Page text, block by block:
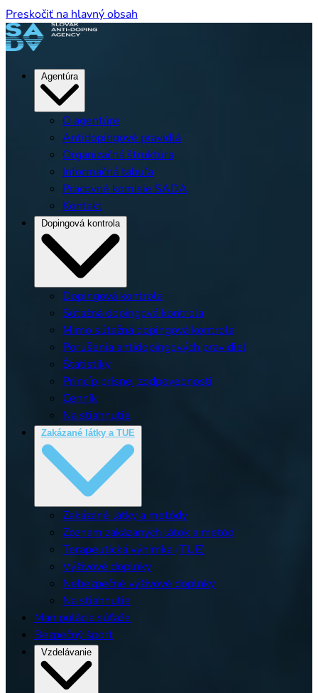
Preskočiť na hlavný obsah
Agentúra
O agentúre
Antidopingové pravidlá
Organizačná štruktúra
Informačná tabuľa
Pracovné komisie SADA
Kontakt
Dopingová kontrola
Dopingová kontrola
Súťažná dopingová kontrola
Mimo súťažná dopingová kontrola
Porušenia antidopingových pravidiel
Štatistiky
Princíp prísnej zodpovednosti
Cenník
Na stiahnutie
Zakázané látky a TUE
Zakázané látky a metódy
Zoznam zakázaných látok a metód
Terapeutická výnimka (TUE)
Výživové doplnky
Nebezpečné výživové doplnky
Na stiahnutie
Manipulácia súťaže
Bezpečný šport
Vzdelávanie